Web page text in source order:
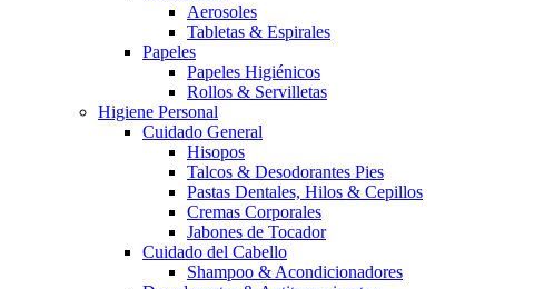
Aerosoles
Tabletas & Espirales
Papeles
Papeles Higiénicos
Rollos & Servilletas
Higiene Personal
Cuidado General
Hisopos
Talcos & Desodorantes Pies
Pastas Dentales, Hilos & Cepillos
Cremas Corporales
Jabones de Tocador
Cuidado del Cabello
Shampoo & Acondicionadores